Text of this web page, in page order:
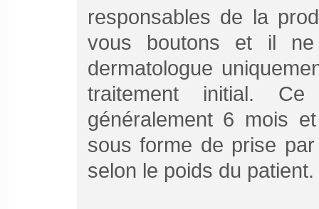
responsables de la
vous boutons et il
dermatologue
traitement initial.
généralement 6 mois
sous forme de prise
selon le poids du patient.